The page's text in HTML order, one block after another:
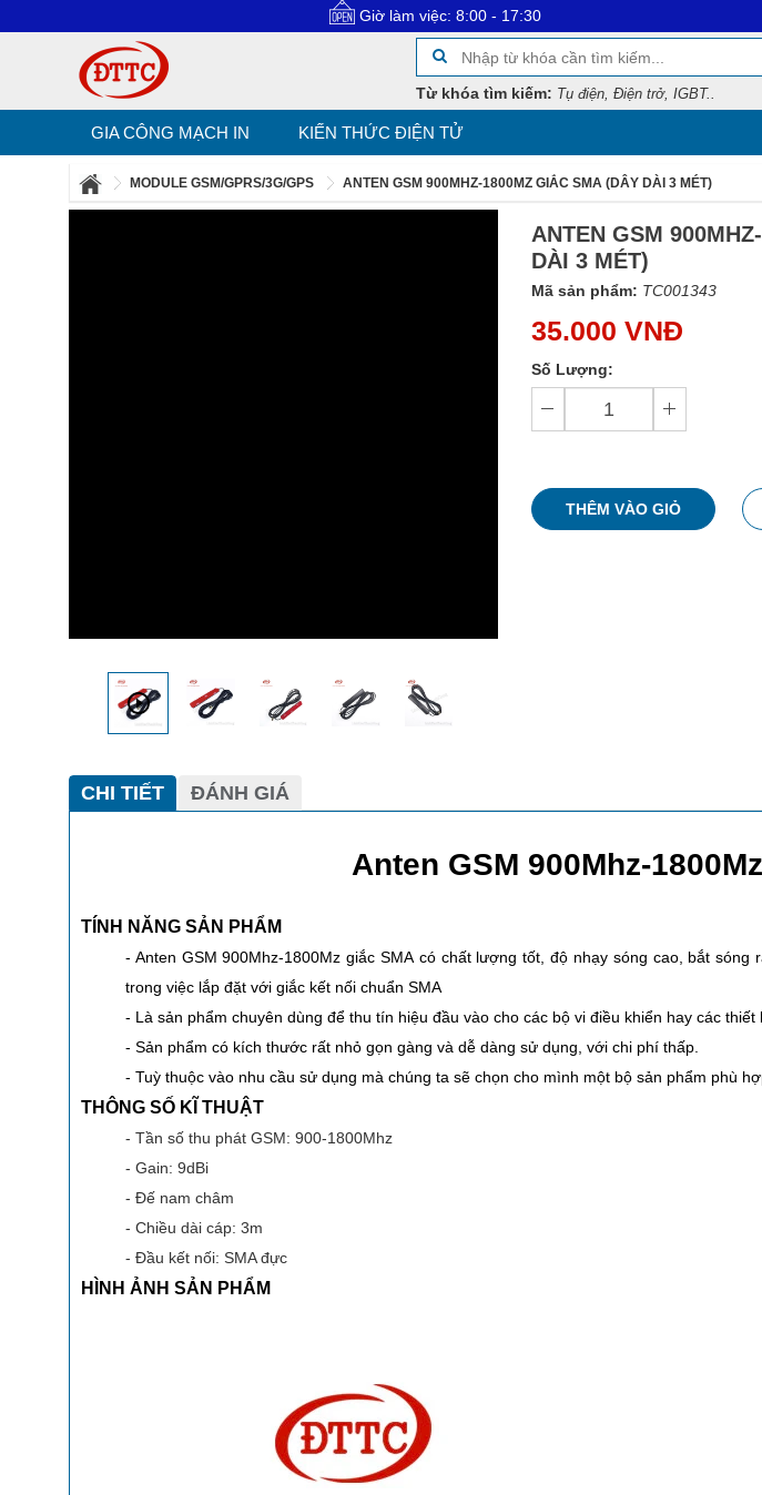
Giờ làm việc: 8:00 - 17:30 Email
Từ khóa tìm kiếm: Tụ điện, Điện trở, IGBT..
GIA CÔNG MẠCH IN KIẾN THỨC ĐIỆN TỬ
MODULE GSM/GPRS/3G/GPS ANTEN GSM 900MHZ-1800MZ GIẮC SMA (DÂY DÀI 3 MÉT)
ANTEN GSM
DÀI 3 MÉT)
Mã sản phẩm: TC001343
35.000 VNĐ
Số Lượng:
THÊM VÀO GIỎ
CHI TIẾT ĐÁNH GIÁ
Anten GSM 900Mhz-
TÍNH NĂNG SẢN PHẨM
- Anten GSM 900Mhz-1800Mz giắc SMA có chất lượng tốt, độ nhạy sóng cao, bắt
trong việc lắp đặt với giắc kết nối chuẩn SMA
- Là sản phẩm chuyên dùng để thu tín hiệu đầu vào cho các bộ vi điều khiển hay các thiết
- Sản phẩm có kích thước rất nhỏ gọn gàng và dễ dàng sử dụng, với chi phí thấp.
- Tuỳ thuộc vào nhu cầu sử dụng mà chúng ta sẽ chọn cho mình một bộ sản phẩm phù
THÔNG SỐ KĨ THUẬT
- Tần số thu phát GSM: 900-1800Mhz
- Gain: 9dBi
- Đế nam châm
- Chiều dài cáp: 3m
- Đầu kết nối: SMA đực
HÌNH ẢNH SẢN PHẨM